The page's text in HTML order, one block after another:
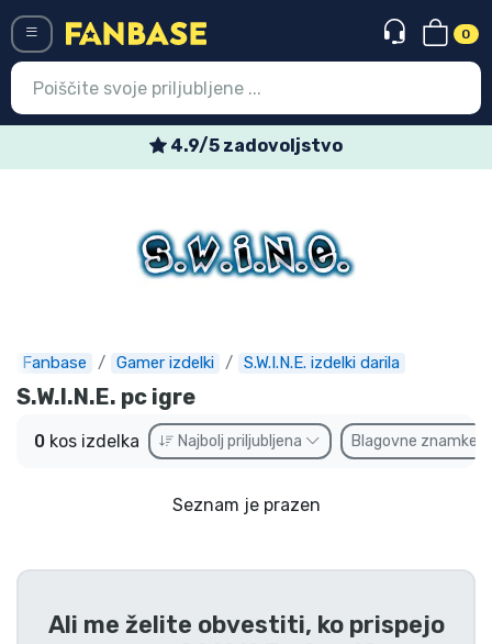
0
4.9/5 zadovoljstvo
Fanbase Gamer izdelki S.W.I.N.E. izdelki darila
S.W.I.N.E. pc igre
0 kos izdelka Najbolj priljubljena Blagovne znamke
Seznam je prazen
Ali me želite obvestiti, ko prispejo
Najnovejsi izdelki
Ekspresna dostava
Prednaročila
Outlet izdelki
Dostava in plačilo
Tv serijske izdelki
Filmske izdelki